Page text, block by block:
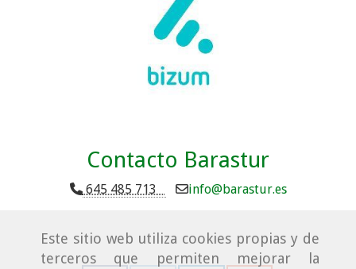
Este sitio web utiliza cookies propias y de
terceros que permiten mejorar la
Contacto Barastur
645 485 713 info barastur.es